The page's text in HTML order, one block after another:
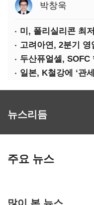
박창욱
고려아연, 2분기
일본, K철강에 ‘관
뉴스리듬
주요 뉴스